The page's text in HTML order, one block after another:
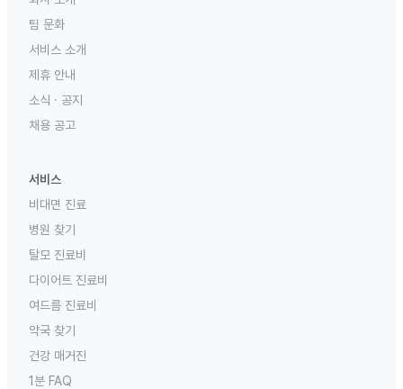
팀 문화
서비스 소개
제휴 안내
소식 · 공지
채용 공고
서비스
비대면 진료
병원 찾기
탈모 진료비
다이어트 진료비
여드름 진료비
약국 찾기
건강 매거진
1분 FAQ